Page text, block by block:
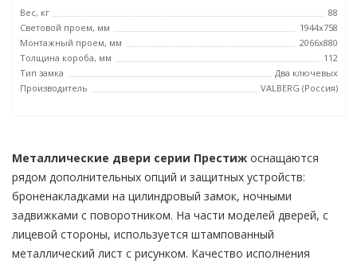
Вес, кг
88
Световой проем, мм
1944x758
Монтажный проем, мм
2066x880
Толщина короба, мм
112
Тип замка
Два ключевых
Производитель
VALBERG (Россия)
Металлические двери серии Престиж оснащаются
рядом дополнительных опций и защитных устройств:
броненакладками на цилиндровый замок, ночными
задвижками с поворотником. На части моделей дверей, с
лицевой стороны, используется штампованный
металлический лист с рисунком. Качество исполнения